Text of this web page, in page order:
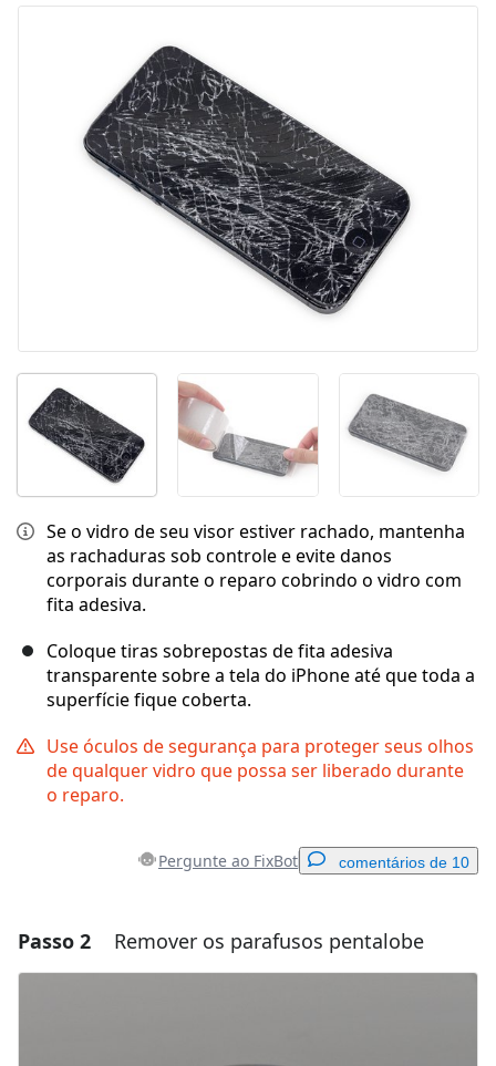
Se o vidro de seu visor estiver rachado, mantenha
as rachaduras sob controle e evite danos
corporais durante o reparo cobrindo o vidro com
fita adesiva.
Coloque tiras sobrepostas de fita adesiva
transparente sobre a tela do iPhone até que toda a
superfície fique coberta.
Use óculos de segurança para proteger seus olhos
de qualquer vidro que possa ser liberado durante
o reparo.
Pergunte ao FixBot comentários de 10
Adicionar um comentário
Passo 2 Remover os parafusos pentalobe